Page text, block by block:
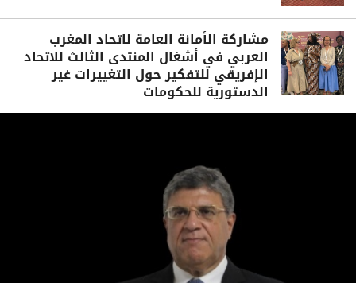
مشاركة الأمانة العامة لاتحاد المغرب
العربي في أشغال المنتدى الثالث للاتحاد
الإفريقي للتفكير حول التغييرات غير
الدستورية للحكومات